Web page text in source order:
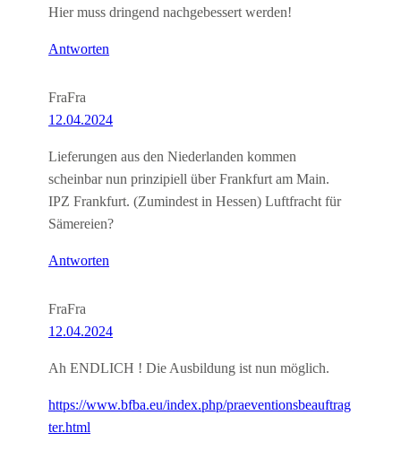
Hier muss dringend nachgebessert werden!
Antworten
FraFra
12.04.2024
Lieferungen aus den Niederlanden kommen
scheinbar nun prinzipiell über Frankfurt am Main.
IPZ Frankfurt. (Zumindest in Hessen) Luftfracht für
Sämereien?
Antworten
FraFra
12.04.2024
Ah ENDLICH ! Die Ausbildung ist nun möglich.
https://www.bfba.eu/index.php/praeventionsbeauftrag
ter.html